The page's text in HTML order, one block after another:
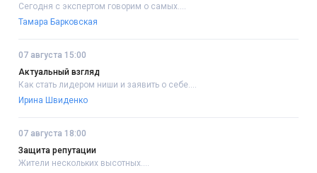
Сегодня с экспертом говорим о самых....
Тамара Барковская
07 августа 15:00
Актуальный взгляд
Как стать лидером ниши и заявить о себе....
Ирина Швиденко
07 августа 18:00
Защита репутации
Жители нескольких высотных....